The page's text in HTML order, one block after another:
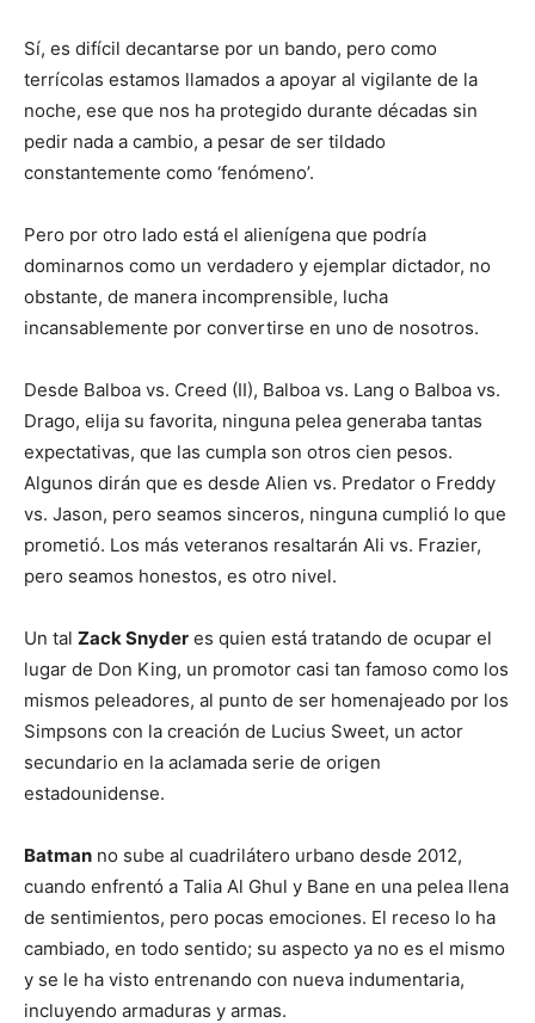
Sí, es difícil decantarse por un bando, pero como
terrícolas estamos llamados a apoyar al vigilante de la
noche, ese que nos ha protegido durante décadas sin
pedir nada a cambio, a pesar de ser tildado
constantemente como ‘fenómeno’.
Pero por otro lado está el alienígena que podría
dominarnos como un verdadero y ejemplar dictador, no
obstante, de manera incomprensible, lucha
incansablemente por convertirse en uno de nosotros.
Desde Balboa vs. Creed (II), Balboa vs. Lang o Balboa vs.
Drago, elija su favorita, ninguna pelea generaba tantas
expectativas, que las cumpla son otros cien pesos.
Algunos dirán que es desde Alien vs. Predator o Freddy
vs. Jason, pero seamos sinceros, ninguna cumplió lo que
prometió. Los más veteranos resaltarán Ali vs. Frazier,
pero seamos honestos, es otro nivel.
Un tal Zack Snyder es quien está tratando de ocupar el
lugar de Don King, un promotor casi tan famoso como los
mismos peleadores, al punto de ser homenajeado por los
Simpsons con la creación de Lucius Sweet, un actor
secundario en la aclamada serie de origen
estadounidense.
Batman no sube al cuadrilátero urbano desde 2012,
cuando enfrentó a Talia Al Ghul y Bane en una pelea llena
de sentimientos, pero pocas emociones. El receso lo ha
cambiado, en todo sentido; su aspecto ya no es el mismo
y se le ha visto entrenando con nueva indumentaria,
incluyendo armaduras y armas.